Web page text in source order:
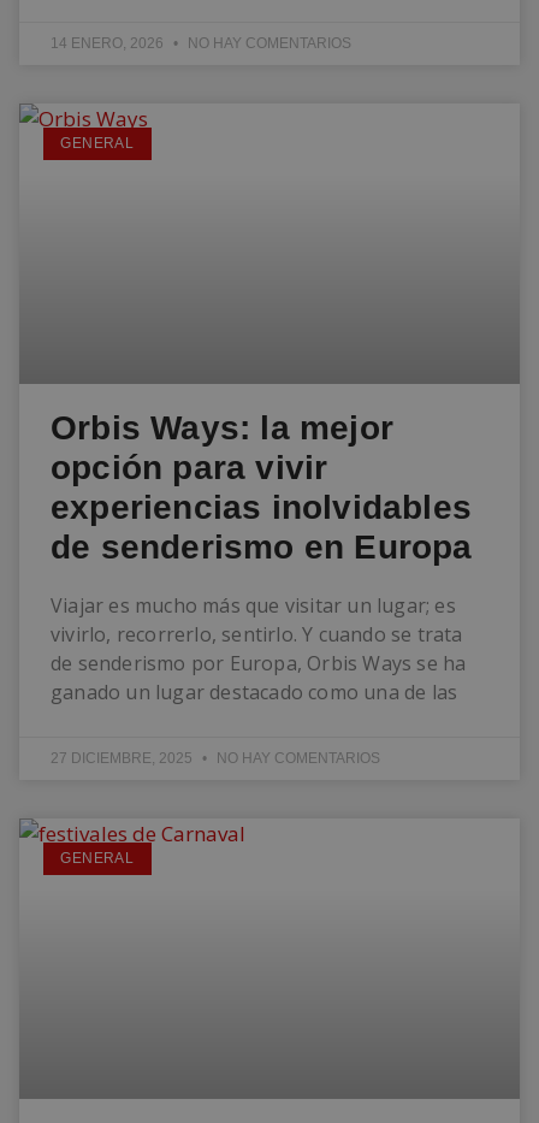
14 ENERO, 2026 NO HAY COMENTARIOS
GENERAL
Orbis Ways: la mejor
opción para vivir
experiencias inolvidables
de senderismo en Europa
Viajar es mucho más que visitar un lugar; es
vivirlo, recorrerlo, sentirlo. Y cuando se trata
de senderismo por Europa, Orbis Ways se ha
ganado un lugar destacado como una de las
27 DICIEMBRE, 2025 NO HAY COMENTARIOS
GENERAL